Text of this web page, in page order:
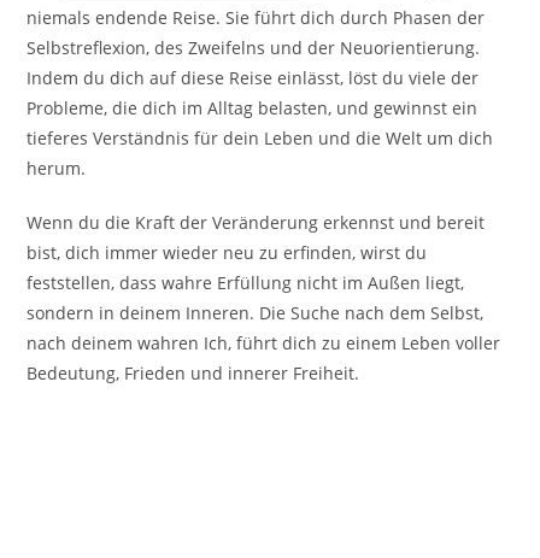
niemals endende Reise. Sie führt dich durch Phasen der
Selbstreflexion, des Zweifelns und der Neuorientierung.
Indem du dich auf diese Reise einlässt, löst du viele der
Probleme, die dich im Alltag belasten, und gewinnst ein
tieferes Verständnis für dein Leben und die Welt um dich
herum.
Wenn du die Kraft der Veränderung erkennst und bereit
bist, dich immer wieder neu zu erfinden, wirst du
feststellen, dass wahre Erfüllung nicht im Außen liegt,
sondern in deinem Inneren. Die Suche nach dem Selbst,
nach deinem wahren Ich, führt dich zu einem Leben voller
Bedeutung, Frieden und innerer Freiheit.